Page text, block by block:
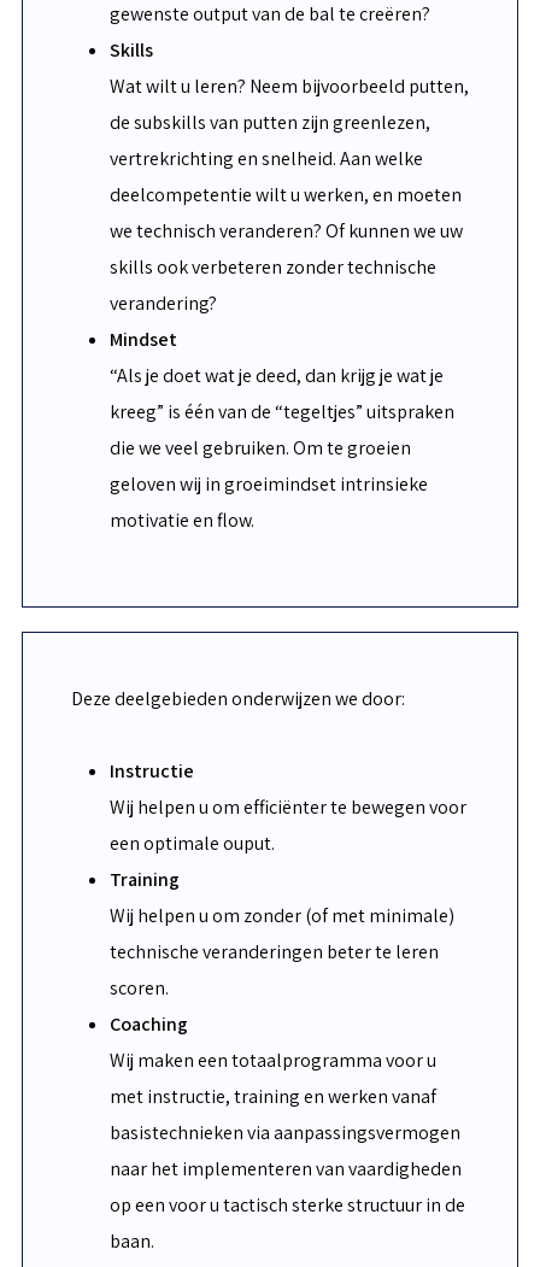
gewenste output van de bal te creëren?
Skills
Wat wilt u leren? Neem bijvoorbeeld putten,
de subskills van putten zijn greenlezen,
vertrekrichting en snelheid. Aan welke
deelcompetentie wilt u werken, en moeten
we technisch veranderen? Of kunnen we uw
skills ook verbeteren zonder technische
verandering?
Mindset
“Als je doet wat je deed, dan krijg je wat je
kreeg” is één van de “tegeltjes” uitspraken
die we veel gebruiken. Om te groeien
geloven wij in groeimindset intrinsieke
motivatie en flow.
Deze deelgebieden onderwijzen we door:
Instructie
Wij helpen u om efficiënter te bewegen voor
een optimale ouput.
Training
Wij helpen u om zonder (of met minimale)
technische veranderingen beter te leren
scoren.
Coaching
Wij maken een totaalprogramma voor u
met instructie, training en werken vanaf
basistechnieken via aanpassingsvermogen
naar het implementeren van vaardigheden
op een voor u tactisch sterke structuur in de
baan.